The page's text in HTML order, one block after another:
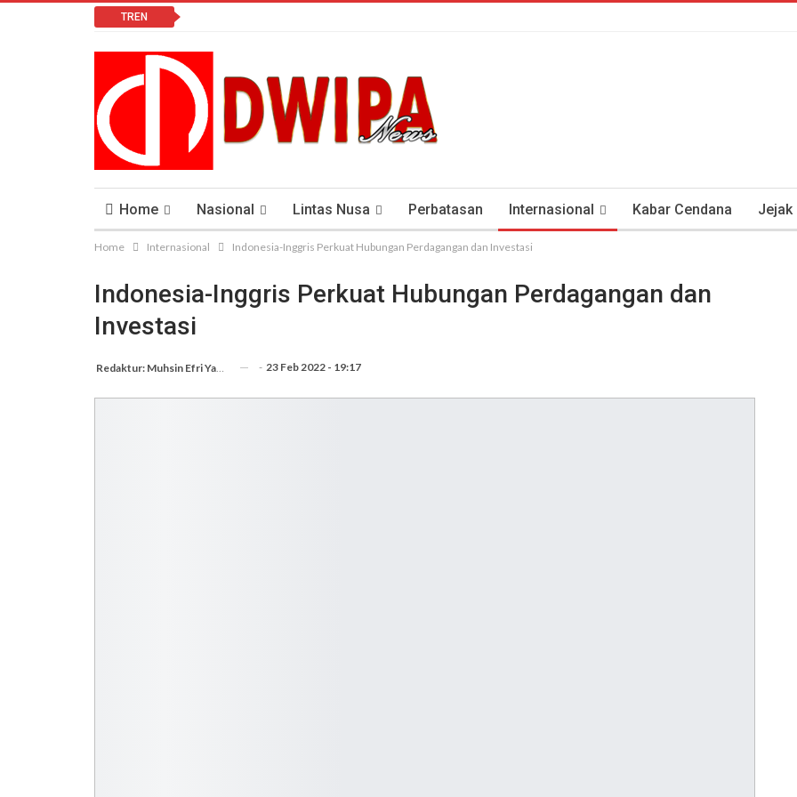
TREN
Home Nasional Lintas Nusa Perbatasan Internasional Kabar Cendana Jejak
Lomba Vlog Cendana News Peduli Kesehatan Antisipasi COVID-19
Home Internasional Indonesia-Inggris Perkuat Hubungan Perdagangan dan Investasi
Indonesia-Inggris Perkuat Hubungan Perdagangan dan
Investasi
- 23 Feb 2022 - 19:17